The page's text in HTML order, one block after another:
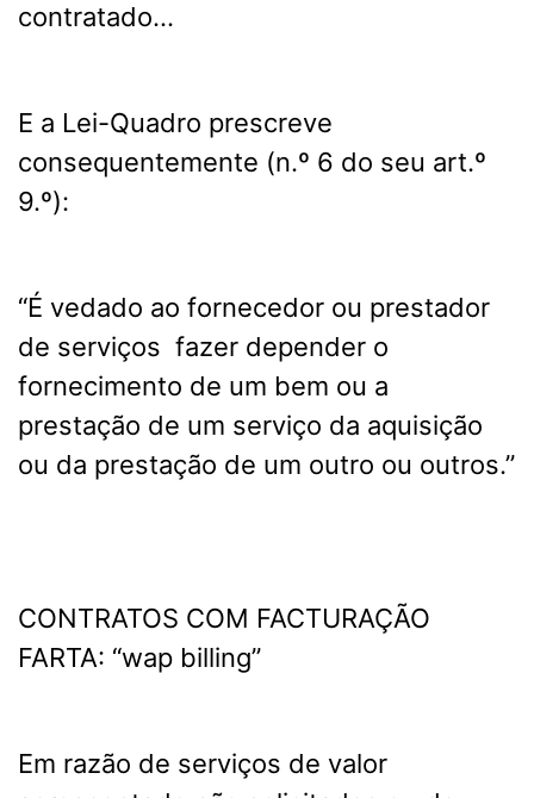
contratado…
E a Lei-Quadro prescreve
consequentemente (n.º 6 do seu art.º
9.º):
“É vedado ao fornecedor ou prestador
de serviços fazer depender o
fornecimento de um bem ou a
prestação de um serviço da aquisição
ou da prestação de um outro ou outros.”
CONTRATOS COM FACTURAÇÃO
FARTA: “wap billing”
Em razão de serviços de valor